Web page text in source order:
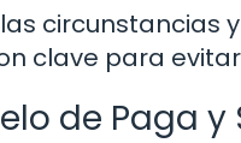
circunstancias
clave para
de Paga y